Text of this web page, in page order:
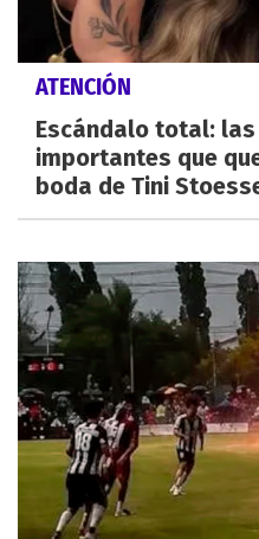
ATENCIÓN
Escándalo total:
importantes que
boda de Tini